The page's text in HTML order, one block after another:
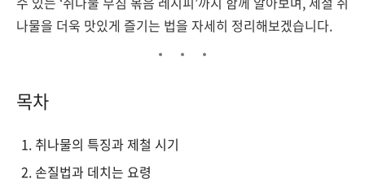
나물을 더욱 맛있게 즐기는 법을 자세히 정리해보겠습니다.
목차
취나물의 특징과 제철 시기
손질법과 데치는 요령